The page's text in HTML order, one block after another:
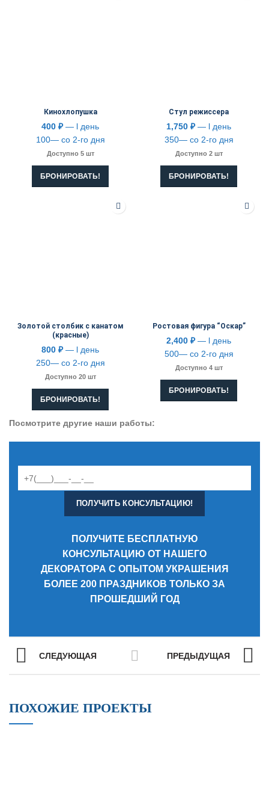
Кинохлопушка
400 ₽— l день
100— со 2-го дня
Доступно 5 шт
БРОНИРОВАТЬ!
Стул режиссера
1,750 ₽— l день
350— со 2-го дня
Доступно 2 шт
БРОНИРОВАТЬ!
Золотой столбик с канатом
(красные)
800 ₽— l день
250— со 2-го дня
Доступно 20 шт
БРОНИРОВАТЬ!
Ростовая фигура “Оскар”
2,400 ₽— l день
500— со 2-го дня
Доступно 4 шт
БРОНИРОВАТЬ!
Посмотрите другие наши работы:
ПОЛУЧИТЕ БЕСПЛАТНУЮ
КОНСУЛЬТАЦИЮ ОТ НАШЕГО
ДЕКОРАТОРА С ОПЫТОМ УКРАШЕНИЯ
БОЛЕЕ 200 ПРАЗДНИКОВ ТОЛЬКО ЗА
ПРОШЕДШИЙ ГОД
СЛЕДУЮЩАЯ ПРЕДЫДУЩАЯ
ПОХОЖИЕ ПРОЕКТЫ